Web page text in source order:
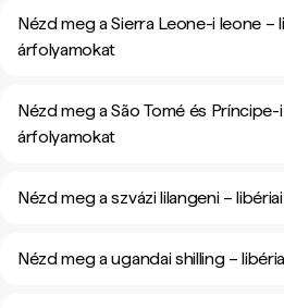
Nézd meg a Sierra Leone-i leone –
árfolyamokat
Nézd meg a São Tomé és
árfolyamokat
Nézd meg a szvázi lilangeni –
Nézd meg a ugandai shilling –